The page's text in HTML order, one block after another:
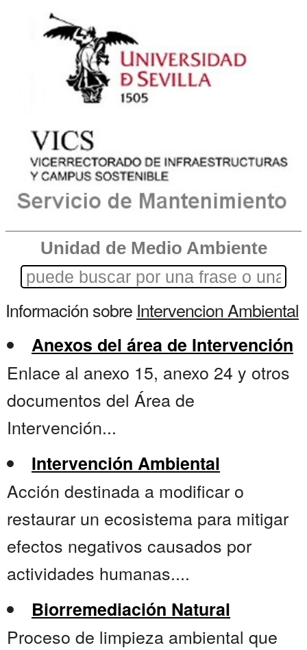
Unidad de Medio Ambiente
Información sobre Intervencion Ambiental
Anexos del área de Intervención
Enlace al anexo 15, anexo 24 y otros
documentos del Área de
Intervención...
Intervención Ambiental
Acción destinada a modificar o
restaurar un ecosistema para mitigar
efectos negativos causados por
actividades humanas....
Biorremediación Natural
Proceso de limpieza ambiental que